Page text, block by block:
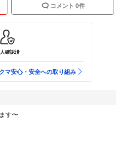
コメント 0件
確認済
マ安心・安全への取り組み
す〜